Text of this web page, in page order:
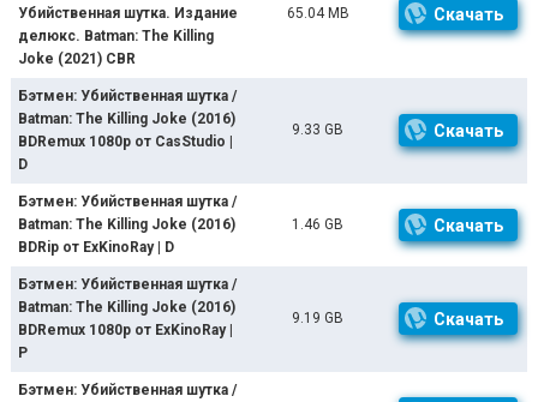
Убийственная шутка. Издание
делюкс. Batman: The Killing
Joke (2021) CBR
65.04 MB Скачать
Бэтмен: Убийственная шутка /
Batman: The Killing Joke (2016)
BDRemux 1080p от CasStudio |
D
9.33 GB Скачать
Бэтмен: Убийственная шутка /
Batman: The Killing Joke (2016)
BDRip от ExKinoRay | D
1.46 GB Скачать
Бэтмен: Убийственная шутка /
Batman: The Killing Joke (2016)
BDRemux 1080p от ExKinoRay |
P
9.19 GB Скачать
Бэтмен: Убийственная шутка /